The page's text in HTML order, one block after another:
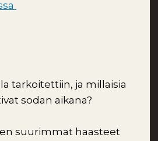
tarkoitettiin, ja millaisia
sodan aikana?
suurimmat haasteet